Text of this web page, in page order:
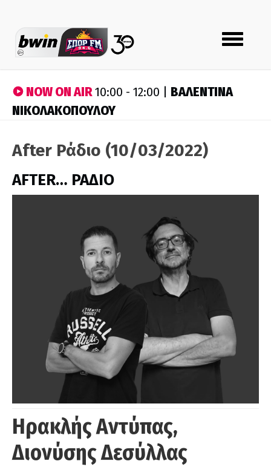
Toggle
navigation
NOW ON AIR10:00 - 12:00 | ΒΑΛΕΝΤΙΝΑ
ΝΙΚΟΛΑΚΟΠΟΥΛΟΥ
After Ράδιο (10/03/2022)
AFTER… ΡΑΔΙΟ
Ηρακλής Αντύπας,
Διονύσης Δεσύλλας